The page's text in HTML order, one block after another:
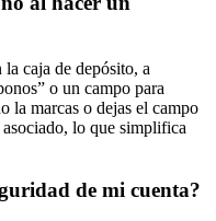
caja de depósito, a
o un campo para
la marcas o dejas el campo
lo que simplifica
de mi cuenta?